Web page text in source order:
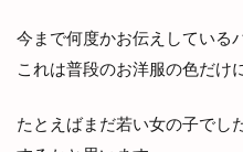
今まで何度かお伝えしている
これは普段のお洋服の色だけ
たとえばまだ若い女の子でし